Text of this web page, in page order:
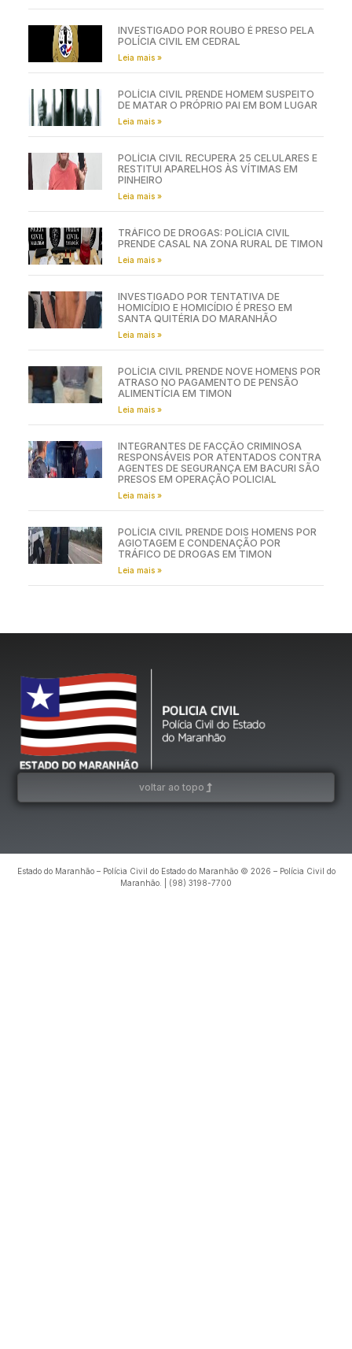
INVESTIGADO POR ROUBO É PRESO PELA
POLÍCIA CIVIL EM CEDRAL
Leia mais »
POLÍCIA CIVIL PRENDE HOMEM SUSPEITO
DE MATAR O PRÓPRIO PAI EM BOM LUGAR
Leia mais »
POLÍCIA CIVIL RECUPERA 25 CELULARES E
RESTITUI APARELHOS ÀS VÍTIMAS EM
PINHEIRO
Leia mais »
TRÁFICO DE DROGAS: POLÍCIA CIVIL
PRENDE CASAL NA ZONA RURAL DE TIMON
Leia mais »
INVESTIGADO POR TENTATIVA DE
HOMICÍDIO E HOMICÍDIO É PRESO EM
SANTA QUITÉRIA DO MARANHÃO
Leia mais »
POLÍCIA CIVIL PRENDE NOVE HOMENS POR
ATRASO NO PAGAMENTO DE PENSÃO
ALIMENTÍCIA EM TIMON
Leia mais »
INTEGRANTES DE FACÇÃO CRIMINOSA
RESPONSÁVEIS POR ATENTADOS CONTRA
AGENTES DE SEGURANÇA EM BACURI SÃO
PRESOS EM OPERAÇÃO POLICIAL
Leia mais »
POLÍCIA CIVIL PRENDE DOIS HOMENS POR
AGIOTAGEM E CONDENAÇÃO POR
TRÁFICO DE DROGAS EM TIMON
Leia mais »
voltar ao topo
Estado do Maranhão – Polícia Civil do Estado do Maranhão © 2026 – Polícia Civil do
Maranhão. | (98) 3198-7700